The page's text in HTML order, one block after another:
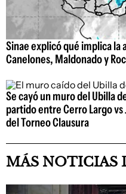
Sinae explicó qué implica la
Canelones, Maldonado y
Se cayó un muro del Ubilla
partido entre Cerro Largo
del Torneo Clausura
MÁS NOTICIAS